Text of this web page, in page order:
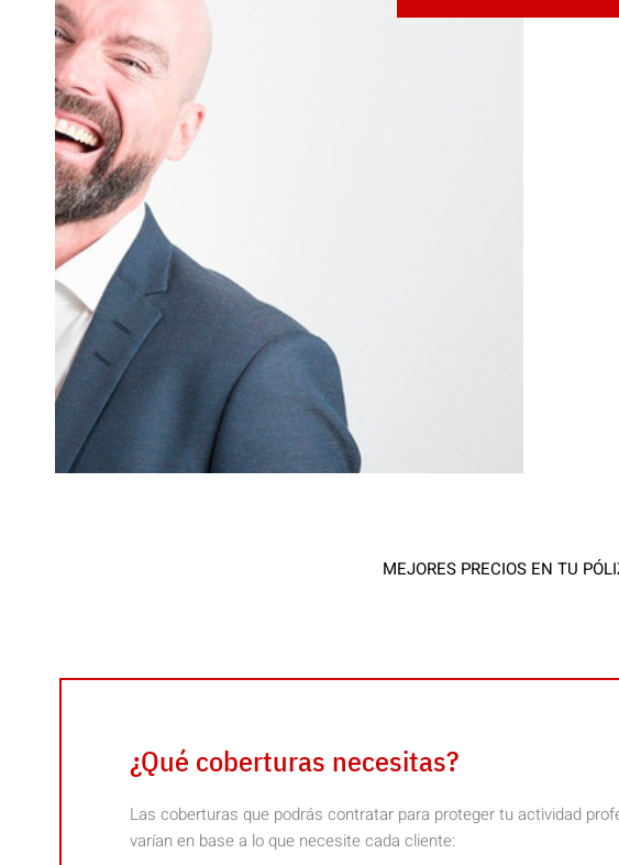
MEJORES PRECIOS EN TU
¿Qué coberturas necesitas?
Las coberturas que podrás contratar para proteger tu actividad
varían en base a lo que necesite cada cliente: